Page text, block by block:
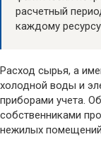
расчетный
каждому
Расход сырья, а
холодной воды и
приборами учета.
собственниками
нежилых